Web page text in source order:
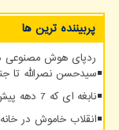
پربیننده ترین ها
ردپای هوش مصنوعی
سیدحسن نصرالله تا
نابغه ای که 7 دهه پیش، وارد عصر هوش مصنوعی شد
انقلاب خاموش در خانه